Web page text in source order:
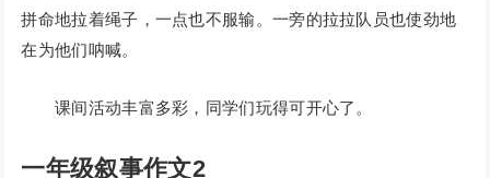
拼命地拉着绳子，一点也不服输。一旁的拉拉队员也使劲地
在为他们呐喊。
课间活动丰富多彩，同学们玩得可开心了。
一年级叙事作文2